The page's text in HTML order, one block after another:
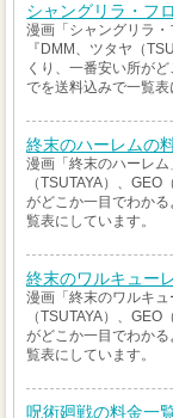
シャングリラ・フ
漫画「シャングリラ
『DMM、ツタヤ（
くり、一番安い所が
でを送料込みで一覧表
終末のハーレムの
漫画「終末のハーレ
（TSUTAYA）、
がどこか一目でわか
覧表にしています。
終末のワルキュー
漫画「終末のワルキ
（TSUTAYA）、
がどこか一目でわか
覧表にしています。
呪術廻戦の料金一